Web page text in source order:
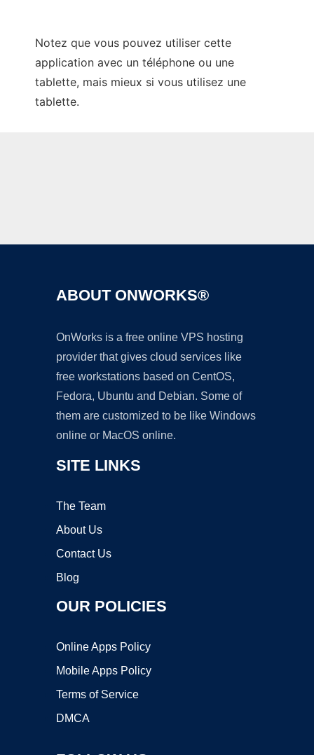
Notez que vous pouvez utiliser cette
application avec un téléphone ou une
tablette, mais mieux si vous utilisez une
tablette.
ABOUT ONWORKS®
OnWorks is a free online VPS hosting
provider that gives cloud services like
free workstations based on CentOS,
Fedora, Ubuntu and Debian. Some of
them are customized to be like Windows
online or MacOS online.
SITE LINKS
The Team
About Us
Contact Us
Blog
OUR POLICIES
Online Apps Policy
Mobile Apps Policy
Terms of Service
DMCA